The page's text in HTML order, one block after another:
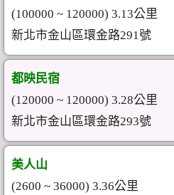
(100000 ~ 120000) 3.13公里
新北市金山區環金路291號
都映民宿
(120000 ~ 120000) 3.28公里
新北市金山區環金路293號
美人山
(2600 ~ 36000) 3.36公里